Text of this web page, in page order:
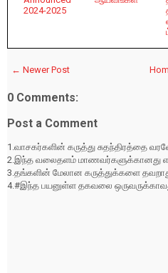
2024-2025
← Newer Post
0 Comments:
Post a Comment
1.வாசகர்களின் கருத்து சுதந்திரத்தை
2.இந்த வலைதளம் மாணவர்களுக்கானது
3.தங்களின் மேலான கருத்துக்களை தவறாது
4.#இந்த பயனுள்ள தகவலை